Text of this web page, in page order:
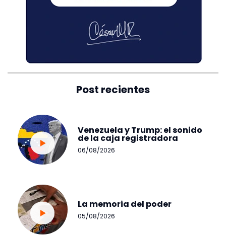
Post recientes
Venezuela y Trump: el sonido
de la caja registradora
06/08/2026
La memoria del poder
05/08/2026